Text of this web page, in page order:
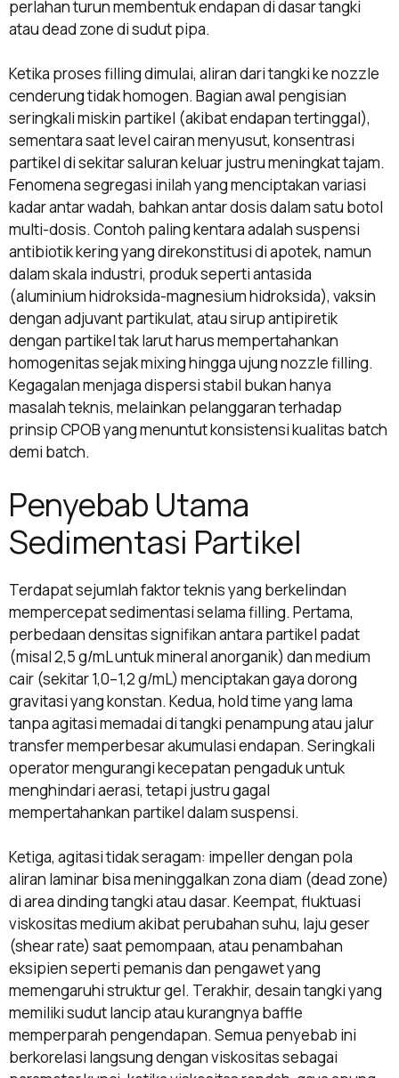
perlahan turun membentuk endapan di dasar tangki
atau dead zone di sudut pipa.
Ketika proses filling dimulai, aliran dari tangki ke nozzle
cenderung tidak homogen. Bagian awal pengisian
seringkali miskin partikel (akibat endapan tertinggal),
sementara saat level cairan menyusut, konsentrasi
partikel di sekitar saluran keluar justru meningkat tajam.
Fenomena segregasi inilah yang menciptakan variasi
kadar antar wadah, bahkan antar dosis dalam satu botol
multi-dosis. Contoh paling kentara adalah suspensi
antibiotik kering yang direkonstitusi di apotek, namun
dalam skala industri, produk seperti antasida
(aluminium hidroksida-magnesium hidroksida), vaksin
dengan adjuvant partikulat, atau sirup antipiretik
dengan partikel tak larut harus mempertahankan
homogenitas sejak mixing hingga ujung nozzle filling.
Kegagalan menjaga dispersi stabil bukan hanya
masalah teknis, melainkan pelanggaran terhadap
prinsip CPOB yang menuntut konsistensi kualitas batch
demi batch.
Penyebab Utama
Sedimentasi Partikel
Terdapat sejumlah faktor teknis yang berkelindan
mempercepat sedimentasi selama filling. Pertama,
perbedaan densitas signifikan antara partikel padat
(misal 2,5 g/mL untuk mineral anorganik) dan medium
cair (sekitar 1,0–1,2 g/mL) menciptakan gaya dorong
gravitasi yang konstan. Kedua, hold time yang lama
tanpa agitasi memadai di tangki penampung atau jalur
transfer memperbesar akumulasi endapan. Seringkali
operator mengurangi kecepatan pengaduk untuk
menghindari aerasi, tetapi justru gagal
mempertahankan partikel dalam suspensi.
Ketiga, agitasi tidak seragam: impeller dengan pola
aliran laminar bisa meninggalkan zona diam (dead zone)
di area dinding tangki atau dasar. Keempat, fluktuasi
viskositas medium akibat perubahan suhu, laju geser
(shear rate) saat pemompaan, atau penambahan
eksipien seperti pemanis dan pengawet yang
memengaruhi struktur gel. Terakhir, desain tangki yang
memiliki sudut lancip atau kurangnya baffle
memperparah pengendapan. Semua penyebab ini
berkorelasi langsung dengan viskositas sebagai